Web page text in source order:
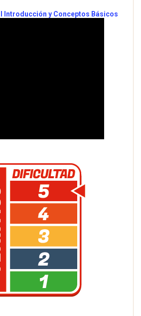
Introducción y Conceptos Básicos